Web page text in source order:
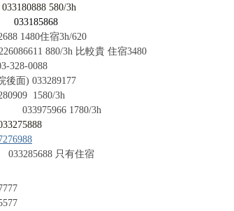
033180888 580/3h
1480住宿3h/620
880/3h 比較貴 住宿3480
0088
面) 033289177
1580/3h
033975966 1780/3h
033285688 只有住宿